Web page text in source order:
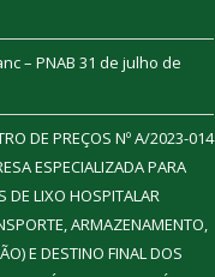
– PNAB 31 de julho de
DE PREÇOS Nº A/2023-014
ESPECIALIZADA PARA
DE LIXO HOSPITALAR
ARMAZENAMENTO,
E DESTINO FINAL DOS